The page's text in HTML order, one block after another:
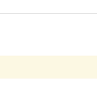
節目に出された、鳥